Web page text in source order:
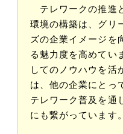
テレワークの推進
環境の構築は、グリ
ズの企業イメージを
る魅力度を高めてい
してのノウハウを活
は、他の企業にとっ
テレワーク普及を通
にも繋がっています。